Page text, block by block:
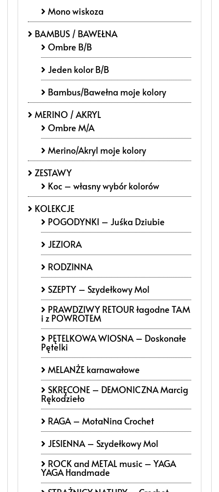
Mono wiskoza
BAMBUS / BAWEŁNA
Ombre B/B
Jeden kolor B/B
Bambus/Bawełna moje kolory
MERINO / AKRYL
Ombre M/A
Merino/Akryl moje kolory
ZESTAWY
Koc – własny wybór kolorów
KOLEKCJE
POGODYNKI – Juśka Dziubie
JEZIORA
RODZINNA
SZEPTY – Szydełkowy Mol
PRAWDZIWY RETOUR łagodne TAM
i z POWROTEM
PĘTELKOWA WIOSNA – Doskonałe
Pętelki
MELANŻE karnawałowe
SKRĘCONE – DEMONICZNA Marcig
Rękodzieło
RAGA – MotaNina Crochet
JESIENNA – Szydełkowy Mol
ROCK and METAL music – YAGA
YAGA Handmade